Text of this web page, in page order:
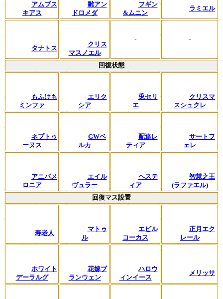
アムブス
キアス
雛アン
ドロメダ
フギン
&ムニン
ラミエル
タナトス
クリス
マスノエル
- -
回復状態
もふけも
ミンファ
エリク
シア
兎セリ
エ
クリスマ
スシュクレ
ネプトゥ
ーヌス
GWベ
ルカ
配達レ
ティア
サートフ
ェレ
アニバメ
ロニア
エイル
ヴュラー
ヘステ
ィア
智慧之王
(ラファエル)
回復マス設置
寿老人
マトゥ
ル
エビル
コーカス
正月エク
レール
ホワイト
デーラルグ
花嫁ブ
ランウェン
ハロウ
ィンイース
メリッサ